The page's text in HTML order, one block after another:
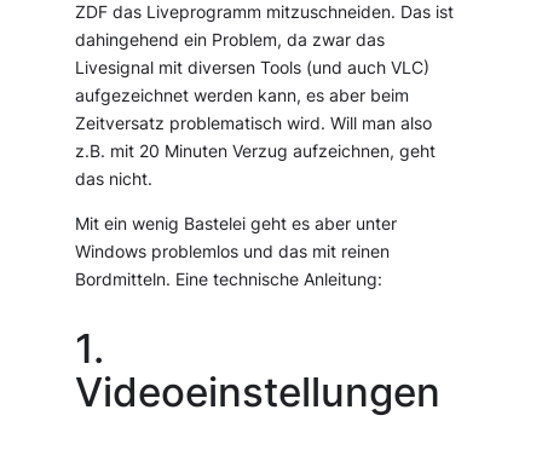
ZDF das Liveprogramm mitzuschneiden. Das ist
dahingehend ein Problem, da zwar das
Livesignal mit diversen Tools (und auch VLC)
aufgezeichnet werden kann, es aber beim
Zeitversatz problematisch wird. Will man also
z.B. mit 20 Minuten Verzug aufzeichnen, geht
das nicht.
Mit ein wenig Bastelei geht es aber unter
Windows problemlos und das mit reinen
Bordmitteln. Eine technische Anleitung:
1.
Videoeinstellungen